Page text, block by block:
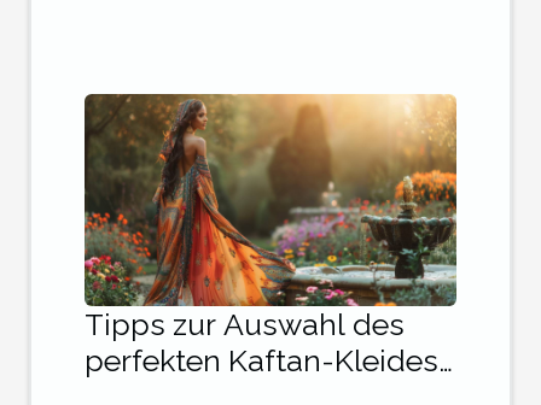
Tipps zur Auswahl des
perfekten Kaftan-Kleides